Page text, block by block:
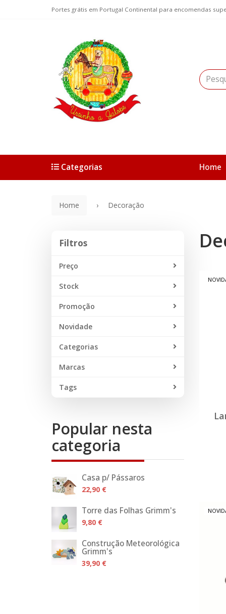
Portes grátis em Portugal Continental para encomendas
Home
Categorias
Home Decoração
Filtros
Preço
Stock
Promoção
Novidade
Categorias
Marcas
Tags
Popular nesta
categoria
Casa p/ Pássaros
22,90 €
Torre das Folhas Grimm's
9,80 €
Construção Meteorológica
Grimm's
39,90 €